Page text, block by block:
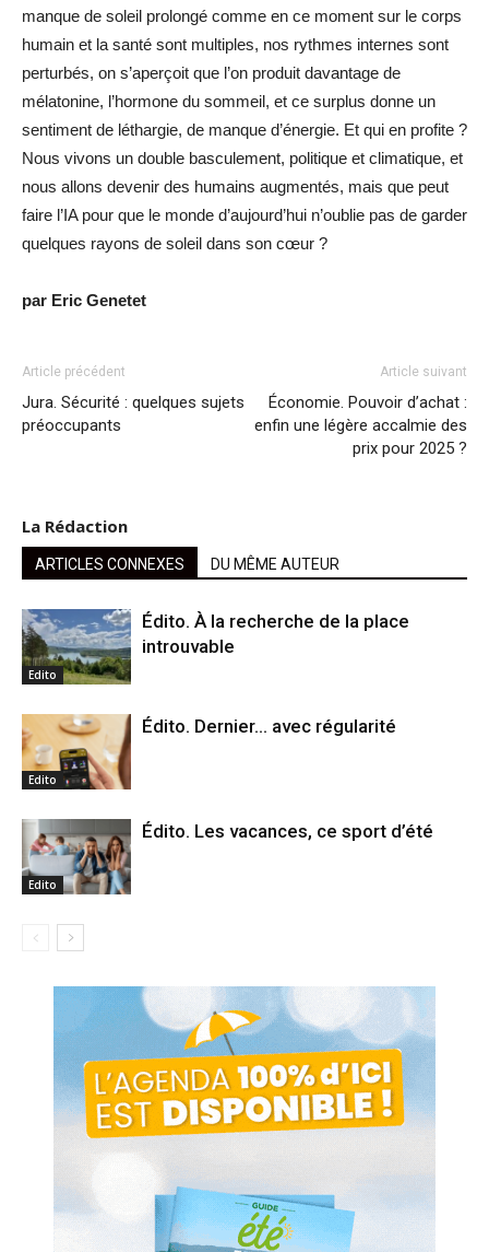
manque de soleil prolongé comme en ce moment sur le corps
humain et la santé sont multiples, nos rythmes internes sont
perturbés, on s’aperçoit que l’on produit davantage de
mélatonine, l’hormone du sommeil, et ce surplus donne un
sentiment de léthargie, de manque d’énergie. Et qui en profite ?
Nous vivons un double basculement, politique et climatique, et
nous allons devenir des humains augmentés, mais que peut
faire l’IA pour que le monde d’aujourd’hui n’oublie pas de garder
quelques rayons de soleil dans son cœur ?
par Eric Genetet
Article précédent
Jura. Sécurité : quelques sujets
préoccupants
Article suivant
Économie. Pouvoir d’achat :
enfin une légère accalmie des
prix pour 2025 ?
La Rédaction
ARTICLES CONNEXES DU MÊME AUTEUR
Edito
Édito. À la recherche de la place
introuvable
Edito
Édito. Dernier… avec régularité
Edito
Édito. Les vacances, ce sport d’été